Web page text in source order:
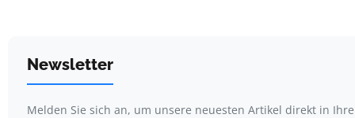
Newsletter
Melden Sie sich an, um unsere neuesten Artikel direkt in